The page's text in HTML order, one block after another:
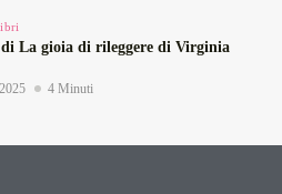
di La gioia di rileggere di Virginia
4 Minuti